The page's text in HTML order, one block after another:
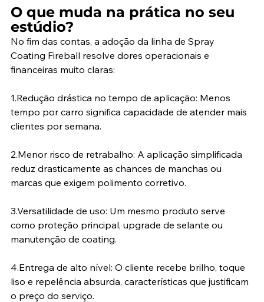
O que muda na prática no seu
estúdio?
No fim das contas, a adoção da linha de Spray
Coating Fireball resolve dores operacionais e
financeiras muito claras:
1.Redução drástica no tempo de aplicação: Menos
tempo por carro significa capacidade de atender mais
clientes por semana.
2.Menor risco de retrabalho: A aplicação simplificada
reduz drasticamente as chances de manchas ou
marcas que exigem polimento corretivo.
3.Versatilidade de uso: Um mesmo produto serve
como proteção principal, upgrade de selante ou
manutenção de coating.
4.Entrega de alto nível: O cliente recebe brilho, toque
liso e repelência absurda, características que justificam
o preço do serviço.